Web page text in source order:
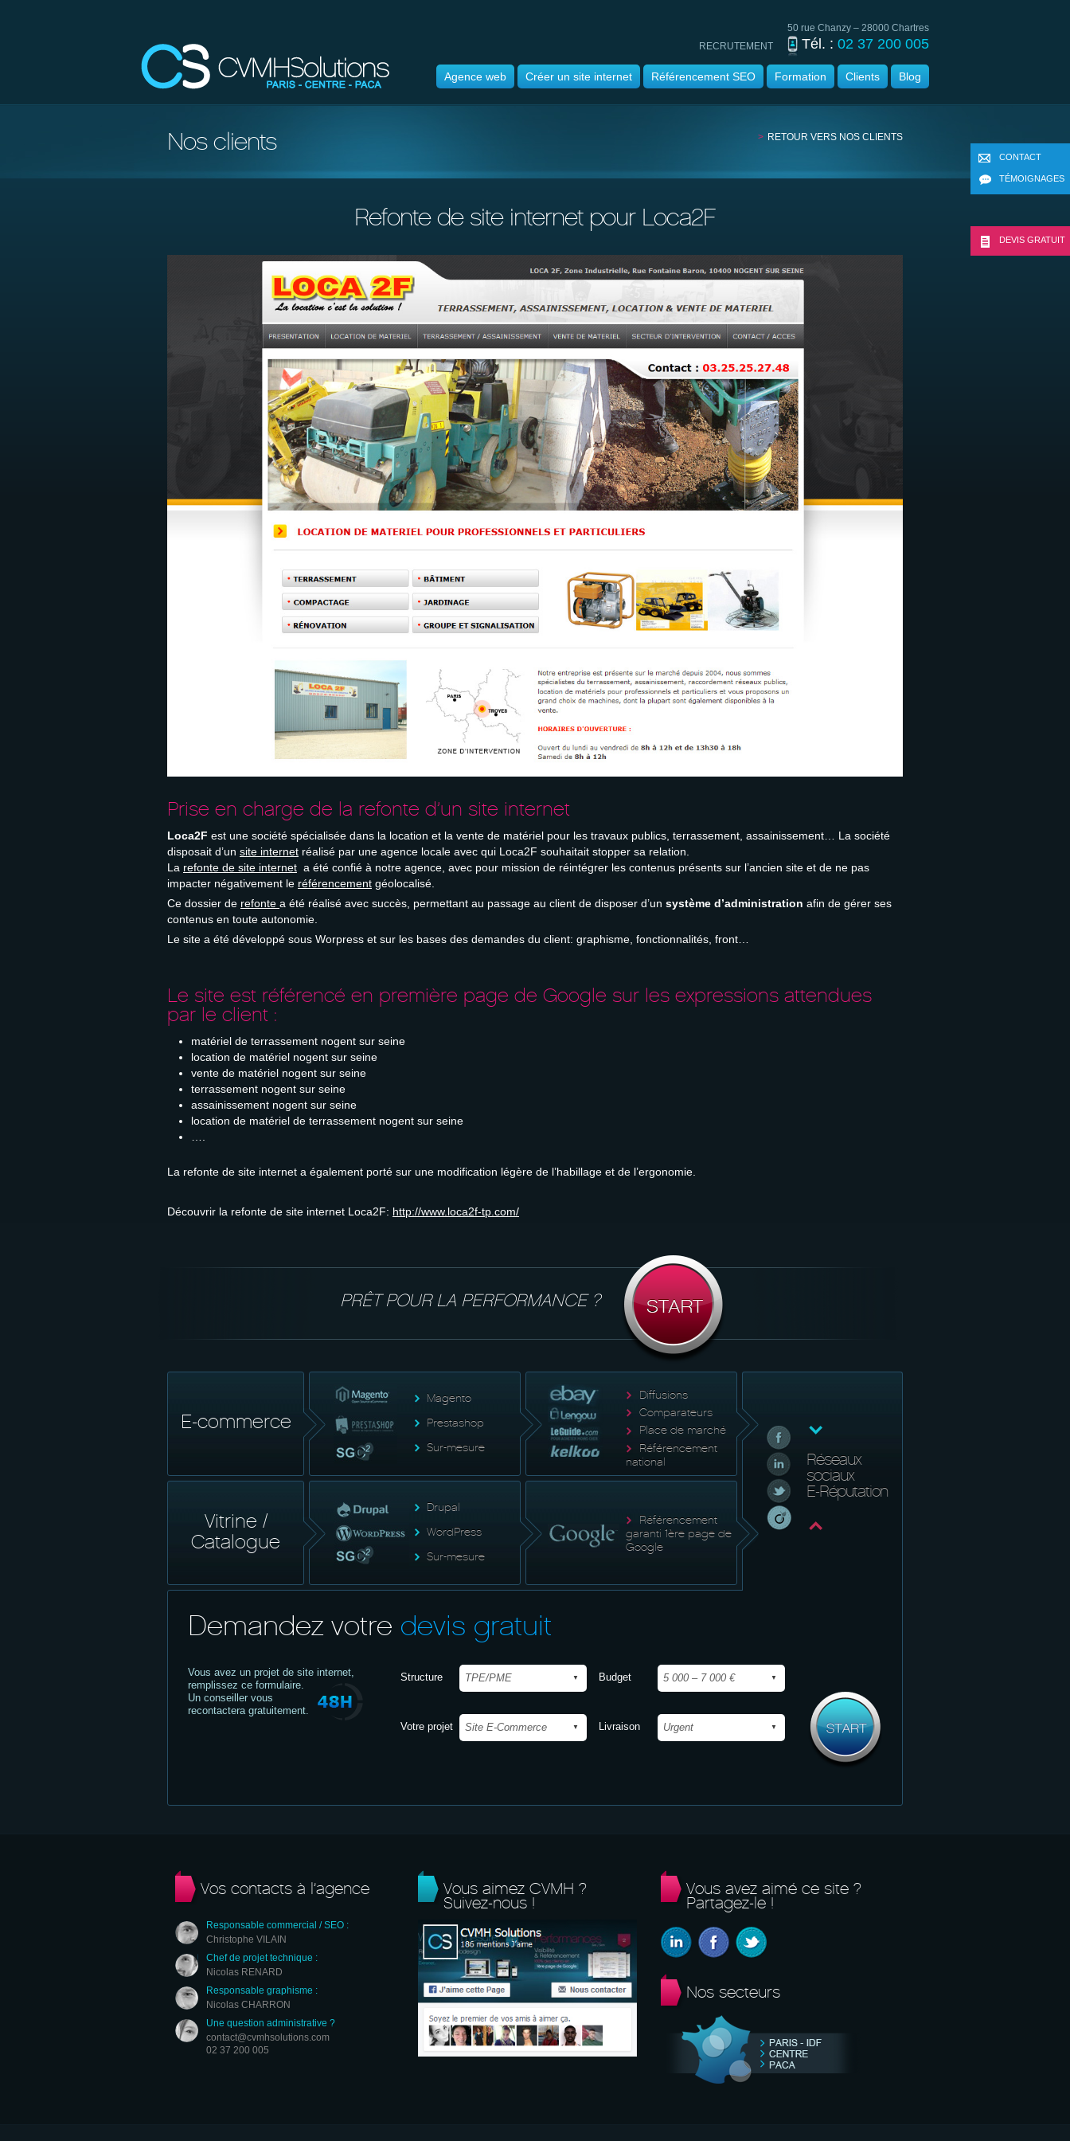
50 rue Chanzy – 28000 Chartres
RECRUTEMENT
Tél. : 02 37 200 005
Agence web Créer un site internet Référencement SEO Formation Clients Blog
CONTACT
TÉMOIGNAGES
DEVIS GRATUIT
Nos clients RETOUR VERS NOS CLIENTS
Refonte de site internet pour Loca2F
Prise en charge de la refonte d’un site internet
Loca2F est une société spécialisée dans la location et la vente de matériel pour les travaux publics, terrassement, assainissement… La société
disposait d’un site internet réalisé par une agence locale avec qui Loca2F souhaitait stopper sa relation.
La refonte de site internet a été confié à notre agence, avec pour mission de réintégrer les contenus présents sur l’ancien site et de ne pas
impacter négativement le référencement géolocalisé.
Ce dossier de refonte a été réalisé avec succès, permettant au passage au client de disposer d’un système d’administration afin de gérer ses
contenus en toute autonomie.
Le site a été développé sous Worpress et sur les bases des demandes du client: graphisme, fonctionnalités, front…
Le site est référencé en première page de Google sur les expressions attendues
par le client :
matériel de terrassement nogent sur seine
location de matériel nogent sur seine
vente de matériel nogent sur seine
terrassement nogent sur seine
assainissement nogent sur seine
location de matériel de terrassement nogent sur seine
La refonte de site internet a également porté sur une modification légère de l’habillage et de l’ergonomie.
Découvrir la refonte de site internet Loca2F: http://www.loca2f-tp.com/
PRÊT POUR LA PERFORMANCE ?
E-commerce
Magento
Prestashop
Sur-mesure
Diffusions
Comparateurs
Place de marché
Référencement
national
Vitrine /
Catalogue
Drupal
WordPress
Sur-mesure
Référencement
garanti 1ère page de
Google
Réseaux
sociaux
E-Réputation
Demandez votre devis gratuit
Vous avez un projet de site internet,
remplissez ce formulaire.
Un conseiller vous
recontactera gratuitement.
Structure Budget
Votre projet Livraison
Vos contacts à l’agence
Responsable commercial / SEO :
Christophe VILAIN
Chef de projet technique :
Nicolas RENARD
Responsable graphisme :
Nicolas CHARRON
Une question administrative ?
contact@cvmhsolutions.com
02 37 200 005
Vous aimez CVMH ?
Suivez-nous !
Vous avez aimé ce site ?
Partagez-le !
Nos secteurs